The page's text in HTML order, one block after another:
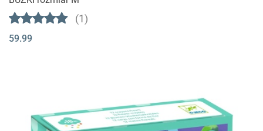
(1)
59.99